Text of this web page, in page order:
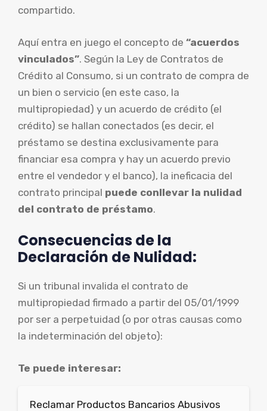
compartido.
Aquí entra en juego el concepto de “acuerdos
vinculados”. Según la Ley de Contratos de
Crédito al Consumo, si un contrato de compra de
un bien o servicio (en este caso, la
multipropiedad) y un acuerdo de crédito (el
crédito) se hallan conectados (es decir, el
préstamo se destina exclusivamente para
financiar esa compra y hay un acuerdo previo
entre el vendedor y el banco), la ineficacia del
contrato principal puede conllevar la nulidad
del contrato de préstamo.
Consecuencias de la
Declaración de Nulidad:
Si un tribunal invalida el contrato de
multipropiedad firmado a partir del 05/01/1999
por ser a perpetuidad (o por otras causas como
la indeterminación del objeto):
Te puede interesar:
Reclamar Productos Bancarios Abusivos